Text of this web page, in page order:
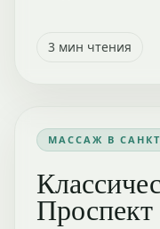
3 мин чтения
МАССАЖ В